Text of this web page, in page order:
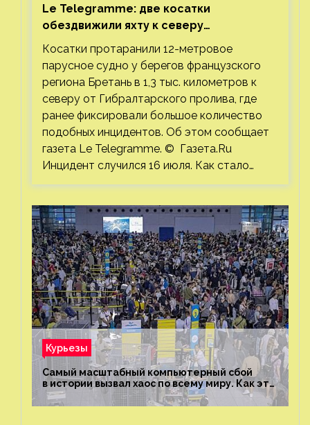
Le Telegramme: две косатки
обездвижили яхту к северу
от Гибралтарского пролива
Косатки протаранили 12-метровое
парусное судно у берегов французского
региона Бретань в 1,3 тыс. километров к
северу от Гибралтарского пролива, где
ранее фиксировали большое количество
подобных инцидентов. Об этом сообщает
газета Le Telegramme. © Газета.Ru
Инцидент случился 16 июля. Как стало…
Курьезы
Самый масштабный компьютерный сбой
в истории вызвал хаос по всему миру. Как это
было?